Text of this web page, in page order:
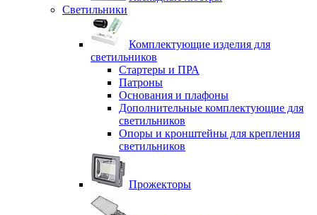
Светильники
Комплектующие изделия для
светильников
Стартеры и ПРА
Патроны
Основания и плафоны
Дополнительные комплектующие для
светильников
Опоры и кронштейны для крепления
светильников
Прожекторы